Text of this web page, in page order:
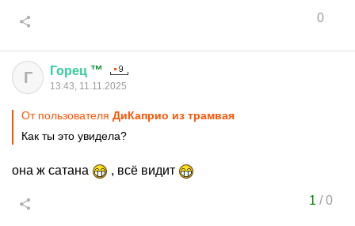
0
Г Горец ™
13:43, 11.11.2025
От пользователя ДиКаприо из трамвая
Как ты это увидела?
она ж сатана , всё видит
1 /0